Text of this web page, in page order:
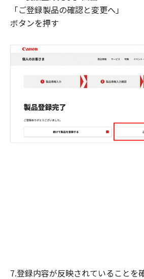
「ご登録製品の確認と変更へ」
ボタンを押す
7.登録内容が反映されていることを